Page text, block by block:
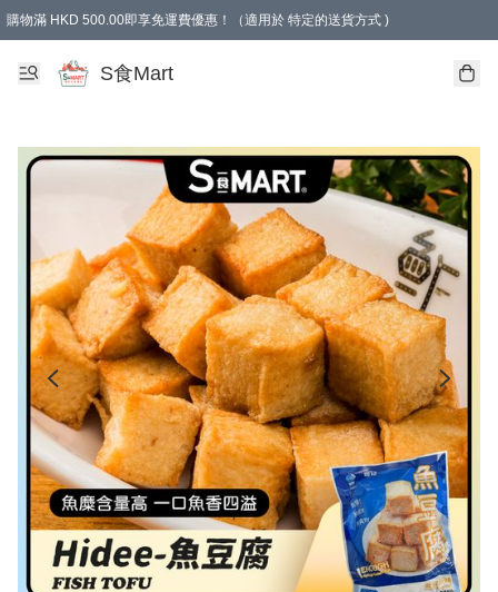
購物滿 HKD 500.00即享免運費優惠！（適用於 特定的送貨方式 )
S食Mart